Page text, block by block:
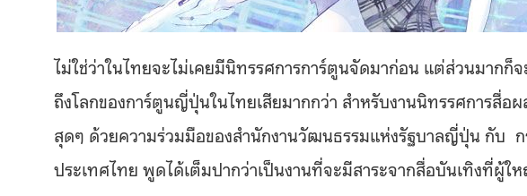
ไม่ใช่ว่าในไทยจะไม่เคยมีนิทรรศการการ์ตูนจัดมาก่อน แต่ส่วนมากก็
ถึงโลกของการ์ตูนญี่ปุ่นในไทยเสียมากกว่า สำหรับงานนิทรรศการสื่อ
สุดๆ ด้วยความร่วมมือของสำนักงานวัฒนธรรมแห่งรัฐบาลญี่ปุ่น กับ
ประเทศไทย พูดได้เต็มปากว่าเป็นงานที่จะมีสาระจากสื่อบันเทิงที่ผู้